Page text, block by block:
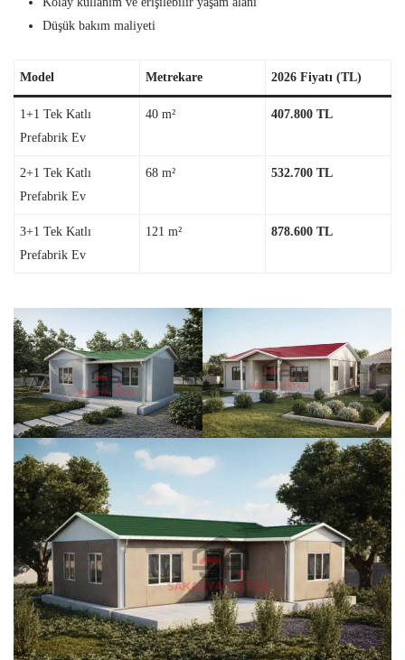
Düşük bakım maliyeti
Model Metrekare 2026 Fiyatı (TL)
1+1 Tek Katlı
Prefabrik Ev
40 m² 407.800 TL
2+1 Tek Katlı
Prefabrik Ev
68 m² 532.700 TL
3+1 Tek Katlı
Prefabrik Ev
121 m² 878.600 TL